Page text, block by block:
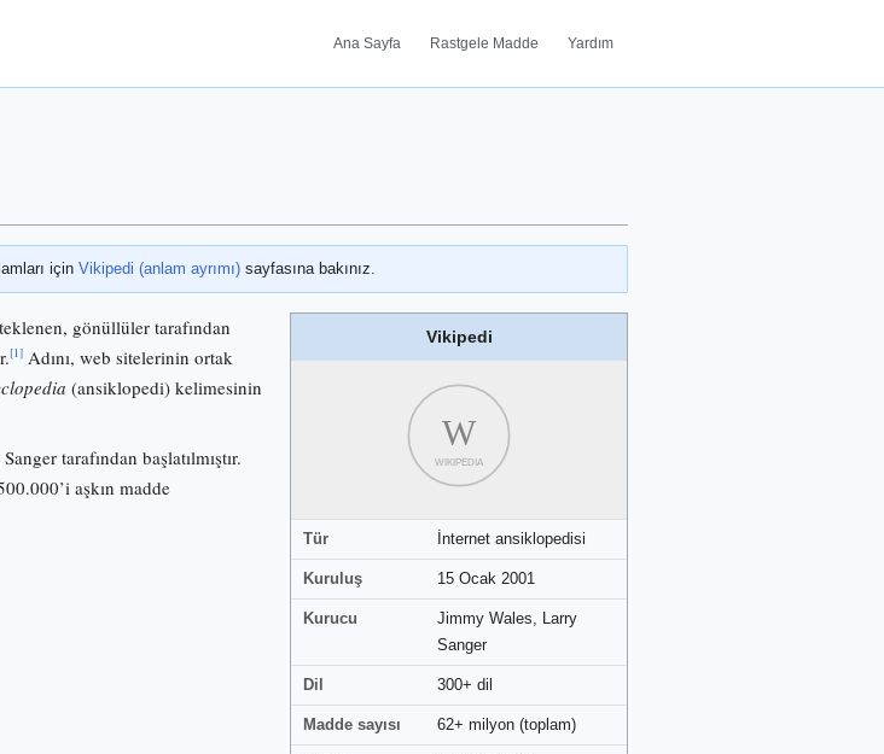
Ana Sayfa Rastgele Madde Yardım
için Vikipedi (anlam ayrımı) sayfasına bakınız.
Vikipedi
W
WIKIPEDIA
Tür İnternet ansiklopedisi
Kuruluş 15 Ocak 2001
Kurucu
Jimmy Wales, Larry
Sanger
Dil 300+ dil
Madde sayısı 62+ milyon (toplam)
gönüllüler tarafından
[1] Adını, web sitelerinin ortak
(ansiklopedi) kelimesinin
tarafından başlatılmıştır.
aşkın madde